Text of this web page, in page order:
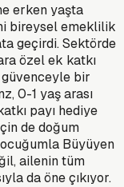
erken yaşta
bireysel emeklilik
geçirdi. Sektörde
özel ek katkı
güvenceyle bir
0-1 yaş arası
payı hediye
de doğum
Büyüyen
ailenin tüm
da öne çıkıyor.